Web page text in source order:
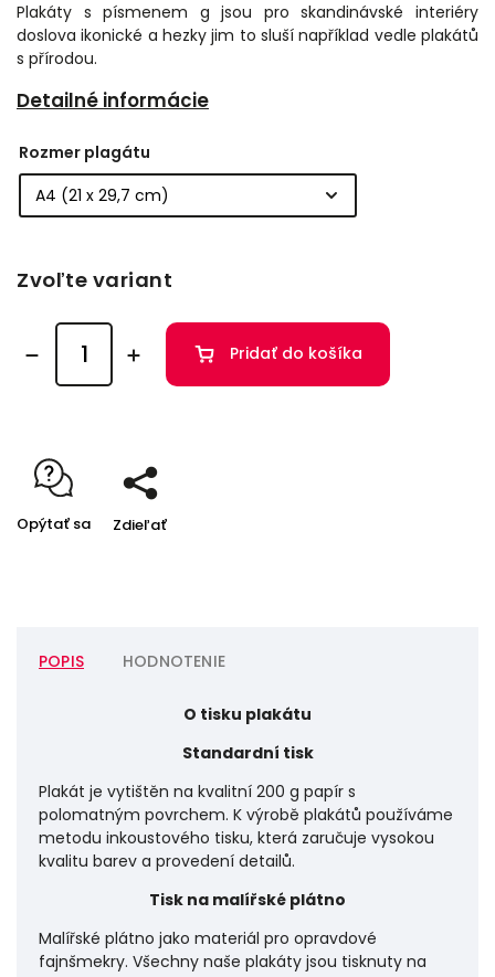
Plakáty s písmenem g jsou pro skandinávské interiéry
doslova ikonické a hezky jim to sluší například vedle plakátů
s přírodou.
Detailné informácie
Rozmer plagátu
Zvoľte variant
Pridať do košíka
Opýtať sa Zdieľať
POPIS HODNOTENIE
O tisku plakátu
Standardní tisk
Plakát je vytištěn na kvalitní 200 g papír s
polomatným povrchem. K výrobě plakátů používáme
metodu inkoustového tisku, která zaručuje vysokou
kvalitu barev a provedení detailů.
Tisk na malířské plátno
Malířské plátno jako materiál pro opravdové
fajnšmekry. Všechny naše plakáty jsou tisknuty na